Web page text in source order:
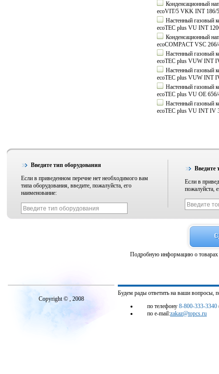
Конденсационный
ecoVIT/5 VKK INT 186/5
Настенный газовый
ecoTEC plus VU INT
Конденсационный
ecoCOMPACT VSC
Настенный газовый
ecoTEC plus VUW INT
Настенный газовый
ecoTEC plus VUW INT
Настенный газовый
ecoTEC plus VU OE 656/
Настенный газовый
ecoTEC plus VU INT IV
Введите тип оборудования
Если в приведенном перечне нет необходимого вам
типа оборудования, введите, пожалуйста, его
наименование:
Введите
Если в
пожалуйста,
Подробную информацию о товарах
Copyright © , 2008
Будем рады ответить на ваши вопросы,
по телефону 8-800-333-3340
по e-mail:zakaz@topcs.ru